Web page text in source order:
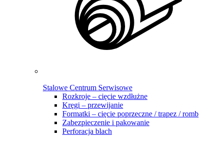
Stalowe Centrum Serwisowe
Rozkroje – cięcie wzdłużne
Kręgi – przewijanie
Formatki – cięcie poprzeczne / trapez / romb
Zabezpieczenie i pakowanie
Perforacja blach